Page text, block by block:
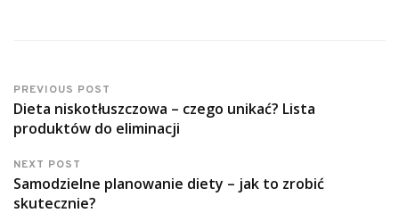
PREVIOUS POST
Dieta niskotłuszczowa – czego unikać? Lista
produktów do eliminacji
NEXT POST
Samodzielne planowanie diety – jak to zrobić
skutecznie?